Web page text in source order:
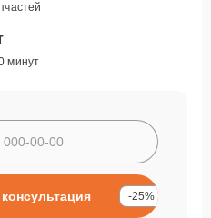
минут
-25%